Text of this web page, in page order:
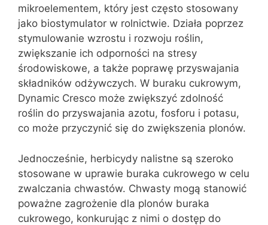
mikroelementem, który jest często stosowany
jako biostymulator w rolnictwie. Działa poprzez
stymulowanie wzrostu i rozwoju roślin,
zwiększanie ich odporności na stresy
środowiskowe, a także poprawę przyswajania
składników odżywczych. W buraku cukrowym,
Dynamic Cresco może zwiększyć zdolność
roślin do przyswajania azotu, fosforu i potasu,
co może przyczynić się do zwiększenia plonów.
Jednocześnie, herbicydy nalistne są szeroko
stosowane w uprawie buraka cukrowego w celu
zwalczania chwastów. Chwasty mogą stanowić
poważne zagrożenie dla plonów buraka
cukrowego, konkurując z nimi o dostęp do